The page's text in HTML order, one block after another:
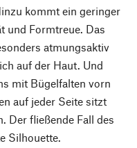
kommt ein geringer
und Formtreue. Das
atmungsaktiv
auf der Haut. Und
mit Bügelfalten vorn
auf jeder Seite sitzt
Der fließende Fall des
Silhouette.